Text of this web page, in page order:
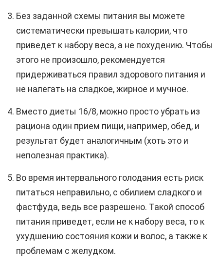
Без заданной схемы питания вы можете
систематически превышать калории, что
приведет к набору веса, а не похудению. Чтобы
этого не произошло, рекомендуется
придерживаться правил здорового питания и
не налегать на сладкое, жирное и мучное.
Вместо диеты 16/8, можно просто убрать из
рациона один прием пищи, например, обед, и
результат будет аналогичным (хоть это и
неполезная практика).
Во время интервального голодания есть риск
питаться неправильно, с обилием сладкого и
фастфуда, ведь все разрешено. Такой способ
питания приведет, если не к набору веса, то к
ухудшению состояния кожи и волос, а также к
проблемам с желудком.